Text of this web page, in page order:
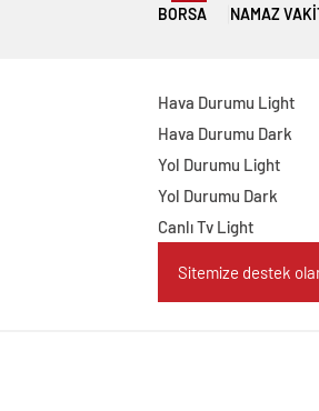
BORSA NAMAZ
Hava Durumu Light
Hava Durumu Dark
Yol Durumu Light
Yol Durumu Dark
Canlı Tv Light
Sitemize destek